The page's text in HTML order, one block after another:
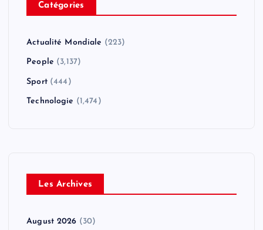
Catégories
Actualité Mondiale (223)
People (3,137)
Sport(444)
Technologie (1,474)
Les Archives
August 2026 (30)